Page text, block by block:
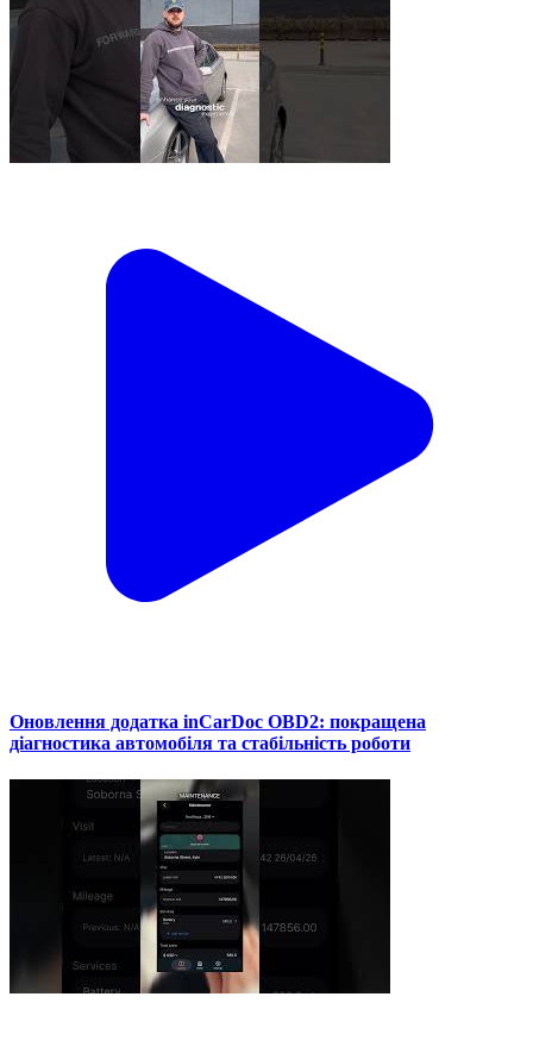
Оновлення додатка inCarDoc OBD2: покращена
діагностика автомобіля та стабільність роботи